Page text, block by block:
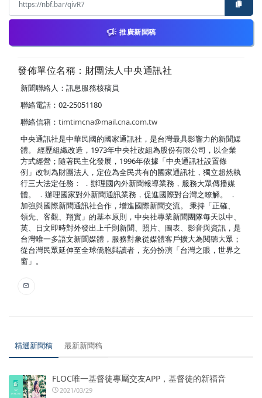
推廣新聞稿
發佈單位名稱：財團法人中央通訊社
新聞聯絡人：訊息服務核稿員
聯絡電話：02-25051180
聯絡信箱： timtimcna@mail.cna.com.tw
中央通訊社是中華民國的國家通訊社，是台灣最具影響力的新聞媒
體。 經歷組織改造，1973年中央社改組為股份有限公司，以企業
方式經營；隨著民主化發展，1996年依據「中央通訊社設置條
例」改制為財團法人，定位為全民共有的國家通訊社，獨立超然執
行三大法定任務： ．辦理國內外新聞報導業務，服務大眾傳播媒
體。 ．辦理國家對外新聞通訊業務，促進國際對台灣之瞭解。 ．
加強與國際新聞通訊社合作，增進國際新聞交流。 秉持「正確、
領先、客觀、翔實」的基本原則，中央社專業新聞團隊每天以中、
英、日文即時對外發出上千則新聞、照片、圖表、影音與資訊，是
台灣唯一多語文新聞媒體，服務對象從媒體客戶擴大為閱聽大眾；
從台灣民眾延伸至全球僑胞與讀者，充分扮演「台灣之眼，世界之
窗」。
精選新聞稿 最新新聞稿
FLOC唯一基督徒專屬交友APP，基督徒的新福音
2021/03/29